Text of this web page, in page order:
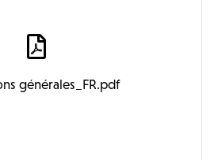
générales_FR.pdf